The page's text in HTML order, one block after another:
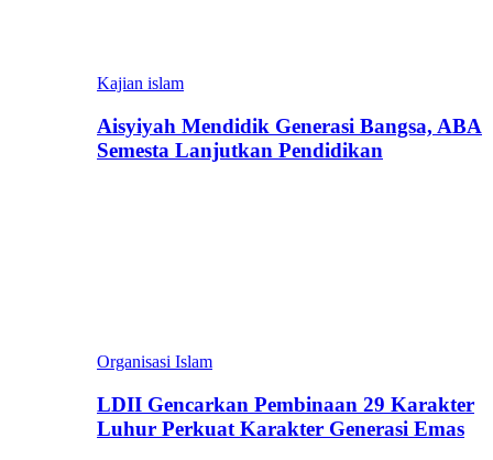
Kajian islam
Aisyiyah Mendidik Generasi Bangsa, ABA
Semesta Lanjutkan Pendidikan
Organisasi Islam
LDII Gencarkan Pembinaan 29 Karakter
Luhur Perkuat Karakter Generasi Emas